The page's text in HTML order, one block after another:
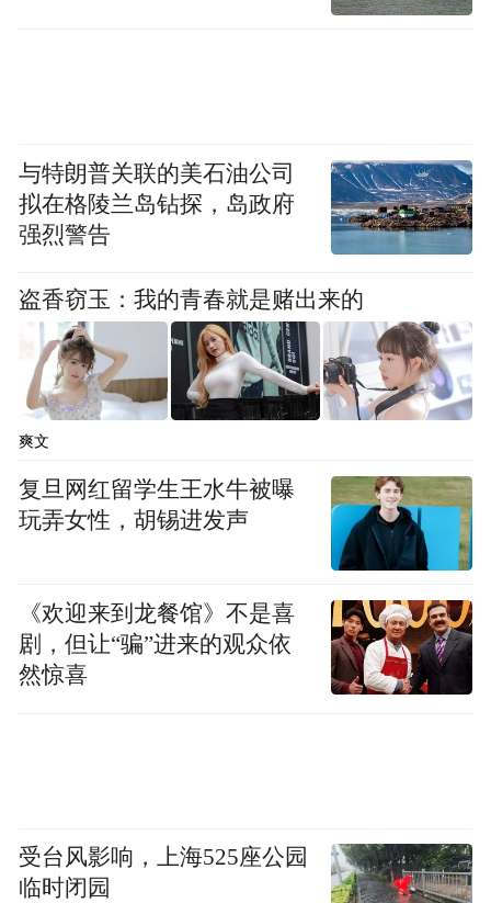
封存于紫砂的温润，我们体验的不仅是果与
律的敬畏、对传统技艺的虔诚。一杯在手儒
士风雅，两杯对饮侠客肝胆，三杯共举天人
合一、物我两忘，人间况味俱在其中。
亦传承，亦创新，书写时代的答卷。
今日之盛会，是农耕文明与工匠精神的交
融，是产业经济与文化根脉的共生。当汾酒
以杨梅为媒，走进宜兴的茶山竹海；当紫砂
器以酒为体，承载清香型白酒的醇厚，我们
看到的不仅是品牌跨界的新范式，更是传统
文化“双创”发展的生动实践。正如杨梅经雨
器，汾酒需时光沉淀始得芬芳，中华文明的
传承亦需在坚守中创新、在融合中焕新。愿
这一坛坛封藏的美酒，让世界在品味东方
鉴美酒时体悟匠心独运，在赏玩紫砂时领略
与特朗普关联的美石油公司
拟在格陵兰岛钻探，岛政府
强烈警告
盗香窃玉：我的青春就是赌出来的
爽文
复旦网红留学生王水牛被曝
玩弄女性，胡锡进发声
《欢迎来到龙餐馆》不是喜
剧，但让“骗”进来的观众依
然惊喜
受台风影响，上海525座公园
临时闭园